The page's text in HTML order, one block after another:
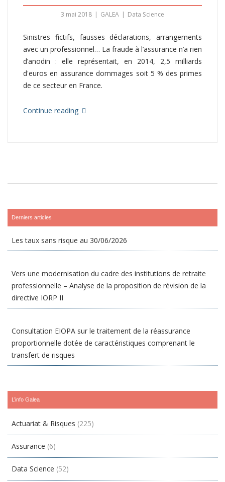
3 mai 2018 GALEA Data Science
Sinistres fictifs, fausses déclarations, arrangements
avec un professionnel… La fraude à l’assurance n’a rien
d’anodin : elle représentait, en 2014, 2,5 milliards
d'euros en assurance dommages soit 5 % des primes
de ce secteur en France.
Continue reading
Derniers articles
Les taux sans risque au 30/06/2026
Vers une modernisation du cadre des institutions de retraite
professionnelle – Analyse de la proposition de révision de la
directive IORP II
Consultation EIOPA sur le traitement de la réassurance
proportionnelle dotée de caractéristiques comprenant le
transfert de risques
L’info Galea
Actuariat & Risques (225)
Assurance (6)
Data Science (52)